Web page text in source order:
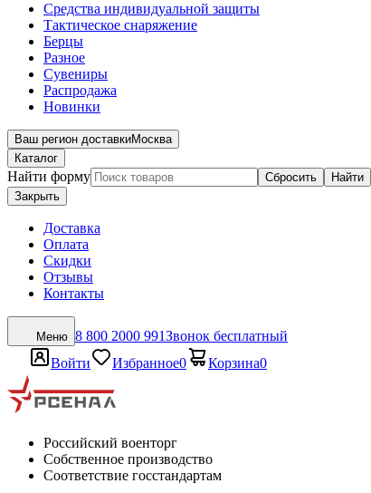
Средства индивидуальной защиты
Тактическое снаряжение
Берцы
Разное
Сувениры
Распродажа
Новинки
Ваш регион доставкиМосква
Каталог
Найти форму Сбросить
Найти
Закрыть
Доставка
Оплата
Скидки
Отзывы
Контакты
Меню 8 800 2000 991Звонок бесплатный
Войти
Избранное0 Корзина0
Российский военторг
Собственное производство
Соответствие госстандартам